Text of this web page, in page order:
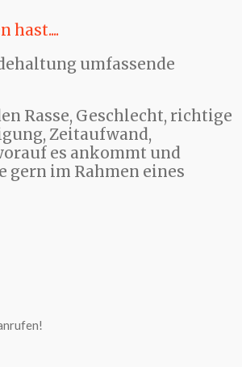
hast....
umfassende
Rasse, Geschlecht, richtige
Zeitaufwand,
es ankommt und
im Rahmen eines